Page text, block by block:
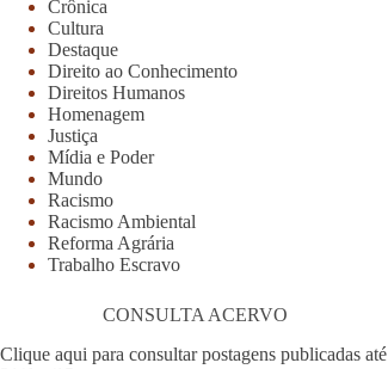
Crônica
Cultura
Destaque
Direito ao Conhecimento
Direitos Humanos
Homenagem
Justiça
Mídia e Poder
Mundo
Racismo
Racismo Ambiental
Reforma Agrária
Trabalho Escravo
CONSULTA ACERVO
Clique aqui para consultar postagens publicadas até